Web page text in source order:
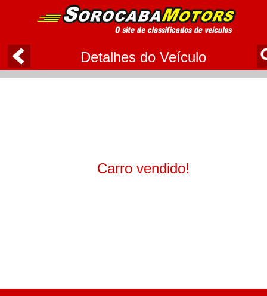
Detalhes do Veículo
Carro vendido!